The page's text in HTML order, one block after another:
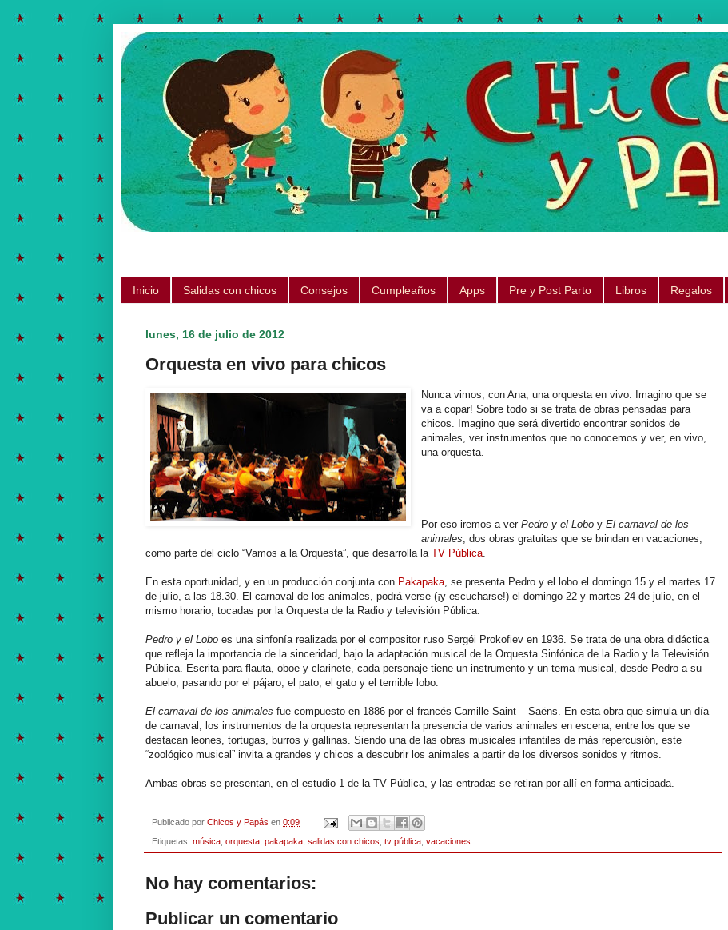
Inicio Salidas con chicos Consejos Cumpleaños Apps Pre y Post Parto Libros Regalos
lunes, 16 de julio de 2012
Orquesta en vivo para chicos
Nunca vimos, con Ana, una orquesta en vivo. Imagino que se
va a copar! Sobre todo si se trata de obras pensadas para
chicos. Imagino que será divertido encontrar sonidos de
animales, ver instrumentos que no conocemos y ver, en vivo,
una orquesta.
Por eso iremos a verPedro y el Lobo yEl carnaval de los
animales , dos obras gratuitas que se brindan en vacaciones,
como parte del ciclo “Vamos a la Orquesta”, que desarrolla la TV Pública
En esta oportunidad, y en un producción conjunta con Pakapaka , se presenta Pedro y el lobo el domingo 15 y el martes 17
de julio, a las 18.30. El carnaval de los animales, podrá verse (¡y escucharse!) el domingo 22 y martes 24 de julio, en el
mismo horario, tocadas por la Orquesta de la Radio y televisión Pública.
Pedro y el Lobo es una sinfonía realizada por el compositor ruso Sergéi Prokofiev en 1936. Se trata de una obra didáctica
que refleja la importancia de la sinceridad, bajo la adaptación musical de la Orquesta Sinfónica de la Radio y la Televisión
Pública. Escrita para flauta, oboe y clarinete, cada personaje tiene un instrumento y un tema musical, desde Pedro a su
abuelo, pasando por el pájaro, el pato, el gato y el temible lobo.
El carnaval de los animales fue compuesto en 1886 por el francés Camille Saint – Saëns. En esta obra que simula un día
de carnaval, los instrumentos de la orquesta representan la presencia de varios animales en escena, entre los que se
destacan leones, tortugas, burros y gallinas. Siendo una de las obras musicales infantiles de más repercusión, este
“zoológico musical” invita a grandes y chicos a descubrir los animales a partir de los diversos sonidos y ritmos.
Ambas obras se presentan, en el estudio 1 de la TV Pública, y las entradas se retiran por allí en forma anticipada.
Publicado por Chicos y Papás en 0:09
Etiquetas: música orquesta pakapaka salidas con chicos tv pública vacaciones
No hay comentarios:
Publicar un comentario